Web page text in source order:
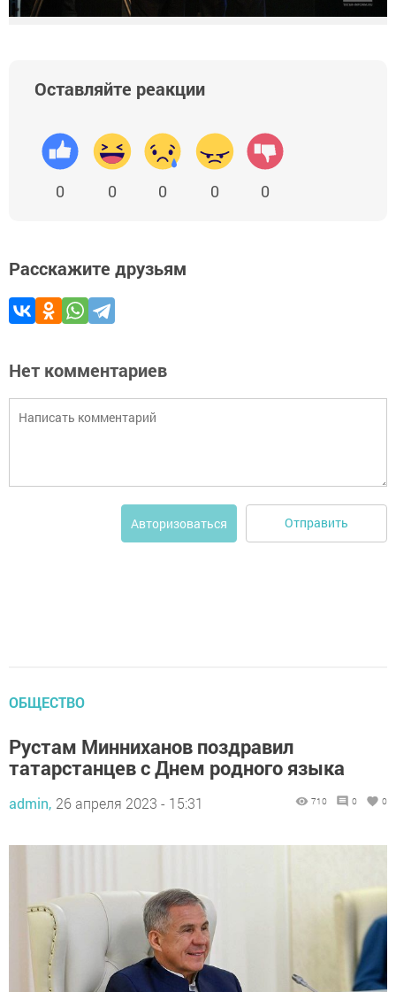
Оставляйте реакции
0 0 0 0 0
Расскажите друзьям
Нет комментариев
Авторизоваться Отправить
ОБЩЕСТВО
Рустам Минниханов поздравил
татарстанцев с Днем родного языка
admin, 26 апреля 2023 - 15:31 710 0 0